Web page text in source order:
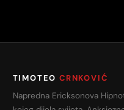
TIMOTEOCRNKOVIĆ
Napredna Ericksonova